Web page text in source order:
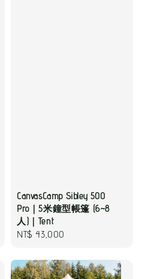
CanvasCamp Sibley 500
Pro｜5米鐘型帳篷 (6~8
人)｜Tent
Regular
NT$ 43,000